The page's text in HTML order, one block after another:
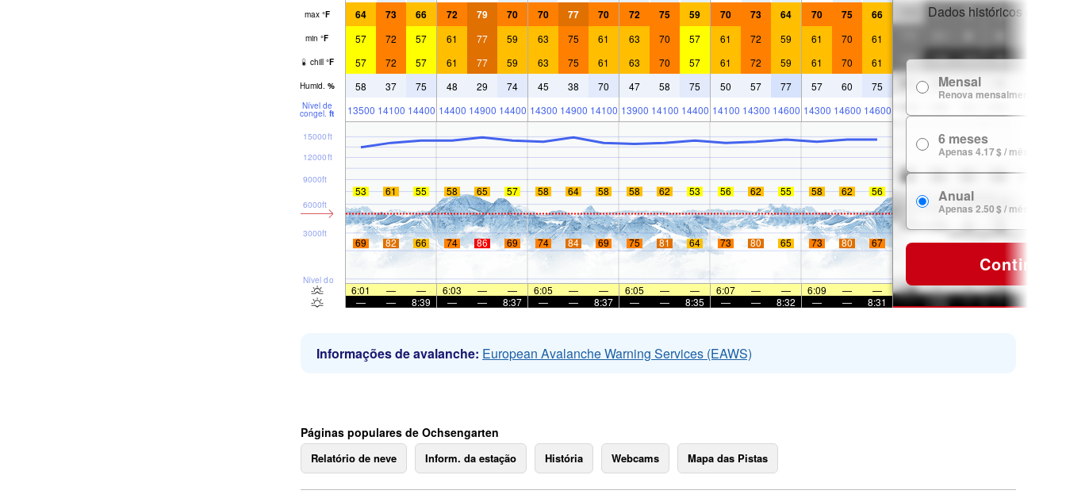
max °F 64 73 66 72 79 70 70 77 70 72 75 59 70 73 64 70 75 66
min °F 57 72 57 61 77 59 63 75 61 63 70 57 61 72 59 61 70 61
chill °F 57 72 57 61 77 59 63 75 61 63 70 57 61 72 59 61 70 61
Humid. % 58 37 75 48 29 74 45 38 70 47 58 75 50 57 77 57 60 75
Nível de
congel. ft 13500 14100 14400 14400 14900 14400 14300 14900 14100 13900 14100 14400 14100 14300 14600 14300 14600 14600
Nível do mar
3000ft
6000ft
9000ft
12000ft
15000ft
53 61 55 58 65 57 58 64 58 58 62 53 56 62 55 58 62 56
69 82 66 74 86 69 74 84 69 75 81 64 73 80 65 73 80 67
6:01 — — 6:03 — — 6:05 — — 6:05 — — 6:07 — — 6:09 —
—
—
— 8:39 — — 8:37 — — 8:37 — — 8:35 — — 8:32 — — 8:31
Dados históricos de
Mensal
Renova mensalmente
6 meses
Apenas 4.17 $ / mês
Anual
Apenas 2.50 $ / mês
Continuar
Informações de avalanche: European Avalanche Warning Services (EAWS)
Páginas populares de Ochsengarten
Relatório de neve Inform. da estação História Webcams Mapa das Pistas